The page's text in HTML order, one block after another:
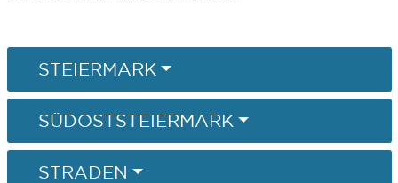
STEIERMARK
SÜDOSTSTEIERMARK
STRADEN